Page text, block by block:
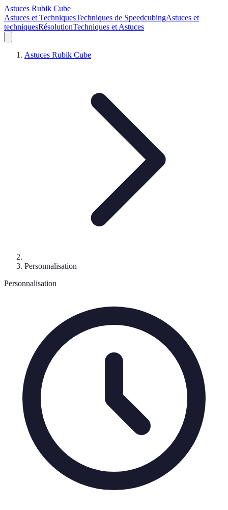
Astuces Rubik Cube
Astuces et TechniquesTechniques de SpeedcubingAstuces et
techniquesRésolutionTechniques et Astuces
Astuces Rubik Cube
Personnalisation
Personnalisation